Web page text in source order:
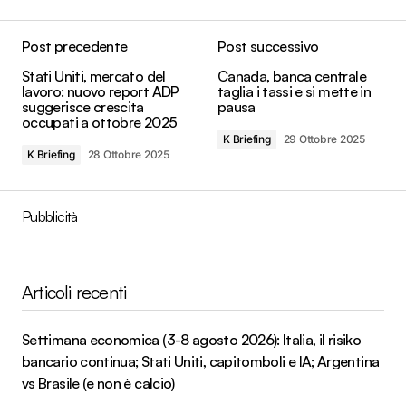
Post precedente
Stati Uniti, mercato del
lavoro: nuovo report ADP
suggerisce crescita
occupati a ottobre 2025
K Briefing 28 Ottobre 2025
Post successivo
Canada, banca centrale
taglia i tassi e si mette in
pausa
K Briefing 29 Ottobre 2025
Pubblicità
Articoli recenti
Settimana economica (3-8 agosto 2026): Italia, il risiko
bancario continua; Stati Uniti, capitomboli e IA; Argentina
vs Brasile (e non è calcio)